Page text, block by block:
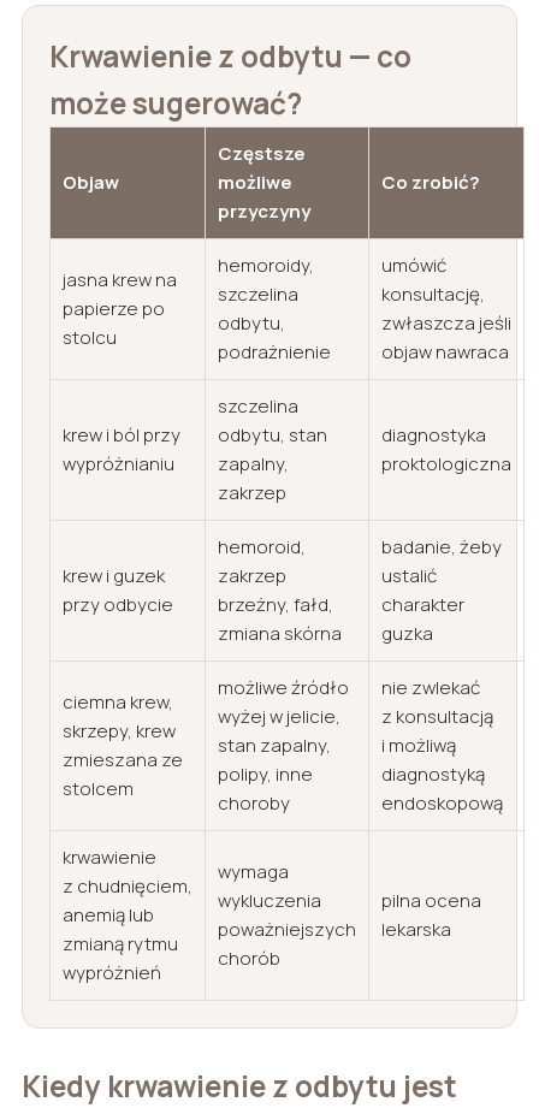
Krwawienie z odbytu — co
może sugerować?
Objaw
Częstsze
możliwe
przyczyny
Co zrobić?
jasna krew na
papierze po
stolcu
hemoroidy,
szczelina
odbytu,
podrażnienie
umówić
konsultację,
zwłaszcza jeśli
objaw nawraca
krew i ból przy
wypróżnianiu
szczelina
odbytu, stan
zapalny,
zakrzep
diagnostyka
proktologiczna
krew i guzek
przy odbycie
hemoroid,
zakrzep
brzeżny, fałd,
zmiana skórna
badanie, żeby
ustalić
charakter
guzka
ciemna krew,
skrzepy, krew
zmieszana ze
stolcem
możliwe źródło
wyżej w jelicie,
stan zapalny,
polipy, inne
choroby
nie zwlekać
z konsultacją
i możliwą
diagnostyką
endoskopową
krwawienie
z chudnięciem,
anemią lub
zmianą rytmu
wypróżnień
wymaga
wykluczenia
poważniejszych
chorób
pilna ocena
lekarska
Kiedy krwawienie z odbytu jest